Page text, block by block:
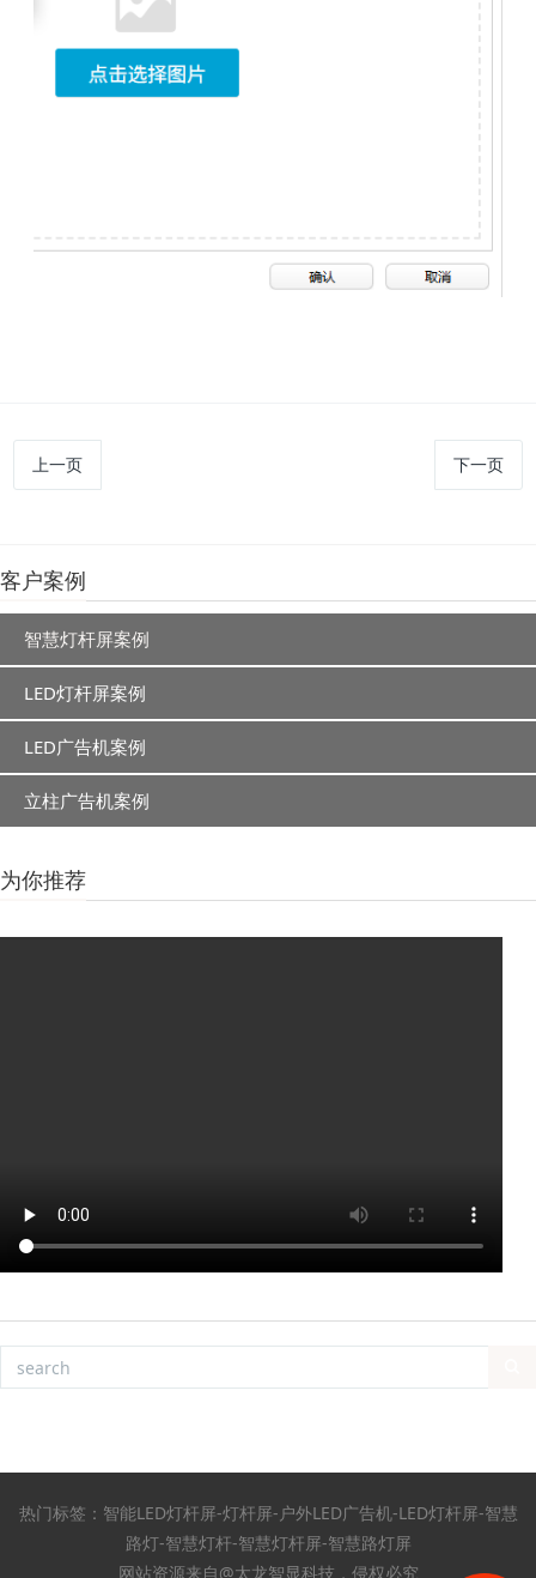
上一页 下一页
客户案例
智慧灯杆屏案例
LED灯杆屏案例
LED广告机案例
立柱广告机案例
为你推荐
热门标签：智能LED灯杆屏-灯杆屏-户外LED广告机-LED灯杆屏-智慧
路灯-智慧灯杆-智慧灯杆屏-智慧路灯屏
网站资源来自@太龙智显科技，侵权必究